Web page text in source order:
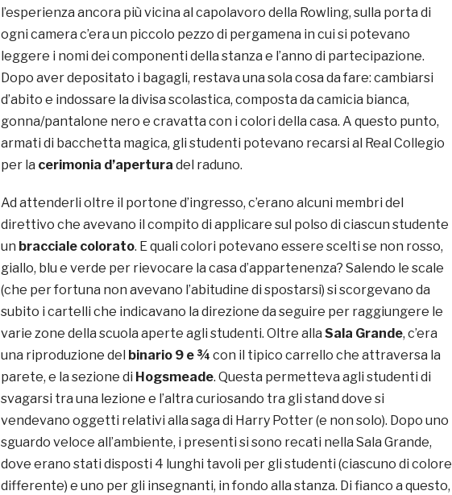
l’esperienza ancora più vicina al capolavoro della Rowling, sulla porta di
ogni camera c’era un piccolo pezzo di pergamena in cui si potevano
leggere i nomi dei componenti della stanza e l’anno di partecipazione.
Dopo aver depositato i bagagli, restava una sola cosa da fare: cambiarsi
d’abito e indossare la divisa scolastica, composta da camicia bianca,
gonna/pantalone nero e cravatta con i colori della casa. A questo punto,
armati di bacchetta magica, gli studenti potevano recarsi al Real Collegio
per la cerimonia d’apertura del raduno.
Ad attenderli oltre il portone d’ingresso, c’erano alcuni membri del
direttivo che avevano il compito di applicare sul polso di ciascun studente
un bracciale colorato. E quali colori potevano essere scelti se non rosso,
giallo, blu e verde per rievocare la casa d’appartenenza? Salendo le scale
(che per fortuna non avevano l’abitudine di spostarsi) si scorgevano da
subito i cartelli che indicavano la direzione da seguire per raggiungere le
varie zone della scuola aperte agli studenti. Oltre alla Sala Grande, c’era
una riproduzione del binario 9 e ¾ con il tipico carrello che attraversa la
parete, e la sezione di Hogsmeade. Questa permetteva agli studenti di
svagarsi tra una lezione e l’altra curiosando tra gli stand dove si
vendevano oggetti relativi alla saga di Harry Potter (e non solo). Dopo uno
sguardo veloce all’ambiente, i presenti si sono recati nella Sala Grande,
dove erano stati disposti 4 lunghi tavoli per gli studenti (ciascuno di colore
differente) e uno per gli insegnanti, in fondo alla stanza. Di fianco a questo,